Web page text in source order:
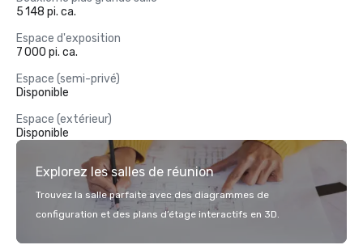
5 148 pi. ca.
Espace d'exposition
7 000 pi. ca.
Espace (semi-privé)
Disponible
Espace (extérieur)
Disponible
Explorez les salles de réunion
Trouvez la salle parfaite avec des diagrammes de
configuration et des plans d’étage interactifs en 3D.